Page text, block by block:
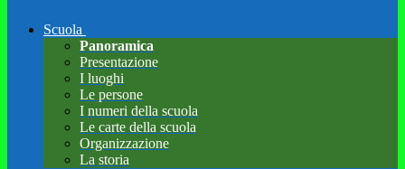
Scuola
Panoramica
Presentazione
I luoghi
Le persone
I numeri della scuola
Le carte della scuola
Organizzazione
La storia